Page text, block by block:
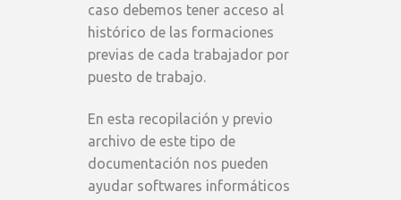
caso debemos tener acceso al
histórico de las formaciones
previas de cada trabajador por
puesto de trabajo.
En esta recopilación y previo
archivo de este tipo de
documentación nos pueden
ayudar softwares informáticos